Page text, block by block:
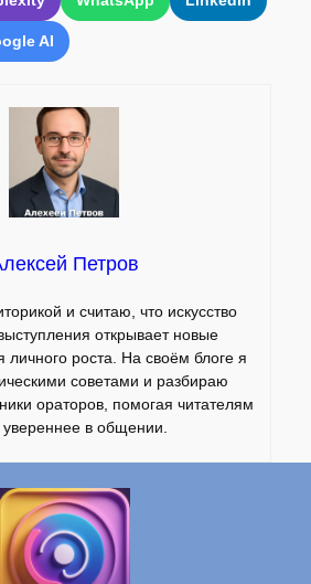
AI
Петров
и считаю, что искусство
открывает новые
личного роста. На своём блоге я
советами и разбираю
ораторов, помогая читателям
увереннее в общении.